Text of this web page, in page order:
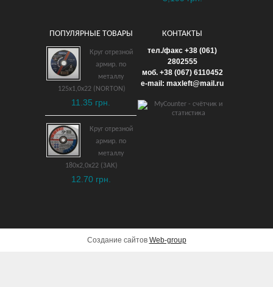
Набор 6 гран. шар.
ключей 9 предм.
взрывобезопасный ВБ
12,192 грн.
ДОБАВИТЬ В КОРЗИНУ
ПОПУЛЯРНЫЕ ТОВАРЫ
Круг отрезной
армир. по
металлу
125х1,0х22 (NORTON)
11.35 грн.
Круг отрезной
армир. по
металлу
180х2,0х22 (ЗАК)
12.70 грн.
КОНТАКТЫ
тел./факс +38 (061)
2802555
моб. +38 (067) 6110452
e-mail: maxleft@mail.ru
Создание сайтов Web-group